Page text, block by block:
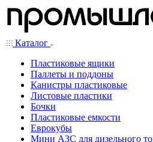
Каталог
Пластиковые ящики
Паллеты и поддоны
Канистры пластиковые
Листовые пластики
Бочки
Пластиковые емкости
Еврокубы
Мини АЗС для дизельного